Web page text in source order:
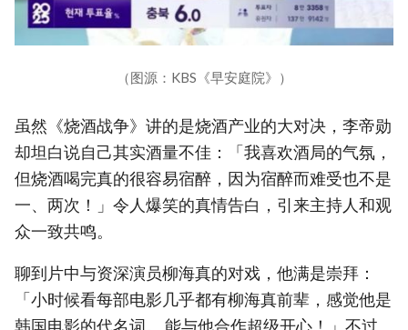
（图源：KBS《早安庭院》）
虽然《烧酒战争》讲的是烧酒产业的大对决，李帝勋
却坦白说自己其实酒量不佳：「我喜欢酒局的气氛，
但烧酒喝完真的很容易宿醉，因为宿醉而难受也不是
一、两次！」令人爆笑的真情告白，引来主持人和观
众一致共鸣。
聊到片中与资深演员柳海真的对戏，他满是崇拜：
「小时候看每部电影几乎都有柳海真前辈，感觉他是
韩国电影的代名词。 能与他合作超级开心！」不过